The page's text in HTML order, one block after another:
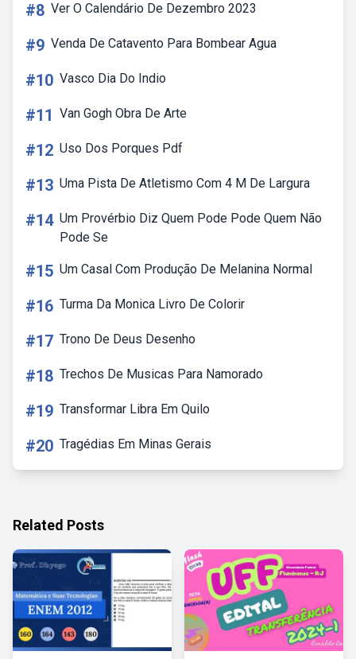
#8 Ver O Calendário De Dezembro 2023
#9 Venda De Catavento Para Bombear Agua
#10 Vasco Dia Do Indio
#11 Van Gogh Obra De Arte
#12 Uso Dos Porques Pdf
#13 Uma Pista De Atletismo Com 4 M De Largura
#14 Um Provérbio Diz Quem Pode Pode Quem Não
Pode Se
#15 Um Casal Com Produção De Melanina Normal
#16 Turma Da Monica Livro De Colorir
#17 Trono De Deus Desenho
#18 Trechos De Musicas Para Namorado
#19 Transformar Libra Em Quilo
#20 Tragédias Em Minas Gerais
Related Posts